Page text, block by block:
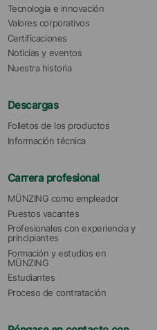
Tecnología e innovación
Valores corporativos
Certificaciones
Noticias y eventos
Nuestra historia
Descargas
Folletos de los productos
Información técnica
Carrera profesional
MÜNZING como empleador
Puestos vacantes
Profesionales con experiencia y
principiantes
Formación y estudios en
MÜNZING
Estudiantes
Proceso de contratación